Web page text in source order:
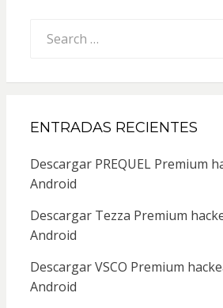
for:
ENTRADAS RECIENTES
Descargar PREQUEL Premium
Android
Descargar Tezza Premium
Android
Descargar VSCO Premium
Android